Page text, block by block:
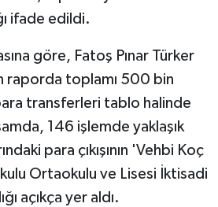
ifade edildi.
göre, Fatoş Pınar Türker
raporda toplamı 500 bin
transferleri tablo halinde
146 işlemde yaklaşık
para çıkışının 'Vehbi Koç
Ortaokulu ve Lisesi İktisadi
açıkça yer aldı.